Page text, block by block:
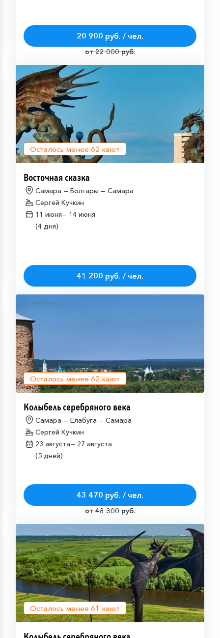
20 900 руб. / чел.
от 22 000 руб.
Осталось менее 62 кают
Восточная сказка
Самара — Болгары — Самара
Сергей Кучкин
11 июня— 14 июня
(4 дня)
41 200 руб. / чел.
Осталось менее 62 кают
Колыбель серебряного века
Самара — Елабуга — Самара
Сергей Кучкин
23 августа— 27 августа
(5 дней)
43 470 руб. / чел.
от 48 300 руб.
Осталось менее 61 кают